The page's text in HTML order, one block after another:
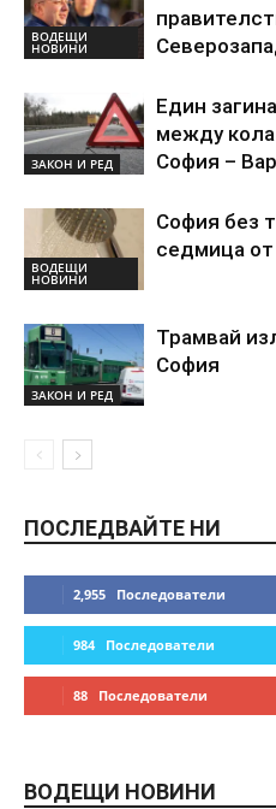
ВОДЕЩИ
НОВИНИ
ЗАКОН И РЕД
Един
между
София –
ВОДЕЩИ
НОВИНИ
София без
седмица
ЗАКОН И РЕД
Трамвай
София
ПОСЛЕДВАЙТЕ НИ
2,955 Последователи
984 Последователи
88 Последователи
ВОДЕЩИ НОВИНИ